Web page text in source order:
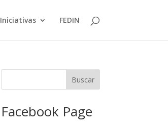
Iniciativas FEDIN
Facebook Page